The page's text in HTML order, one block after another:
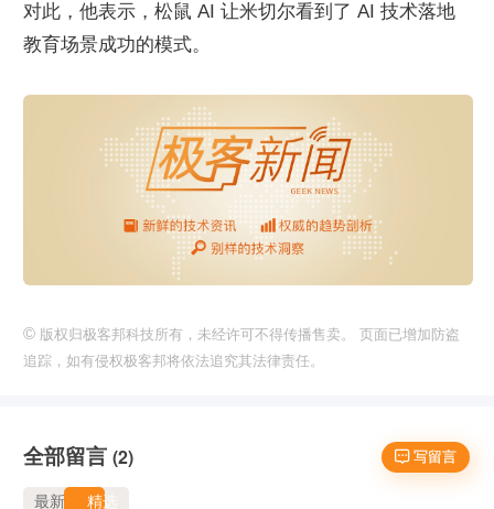
对此，他表示，松鼠 AI 让米切尔看到了 AI 技术落地
教育场景成功的模式。
© 版权归极客邦科技所有，未经许可不得传播售卖。 页面已增加防盗
追踪，如有侵权极客邦将依法追究其法律责任。
 写留言
全部留言 (2)
最新 精选